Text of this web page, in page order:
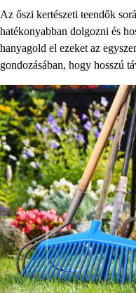
Az őszi kertészeti teendők
hatékonyabban dolgozni és
hanyagold el ezeket az
gondozásában, hogy hosszú